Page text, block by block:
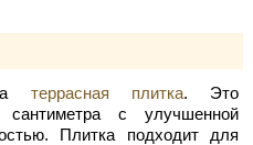
террасная плитка. Это
сантиметра с улучшенной
Плитка подходит для